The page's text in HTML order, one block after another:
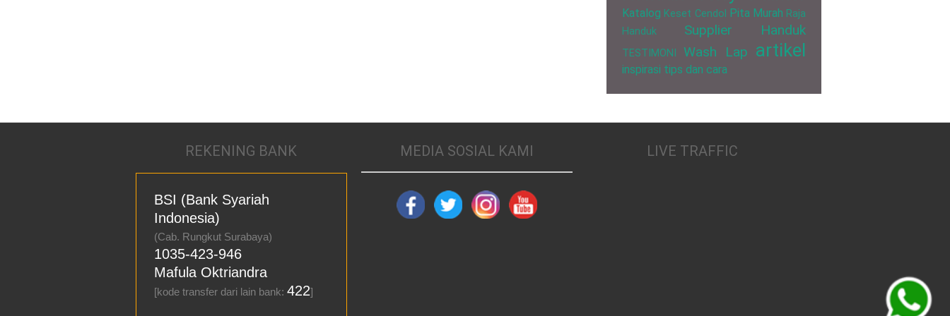
Katalog Keset Cendol Pita Murah Raja
Handuk
Supplier Handuk
TESTIMONI Wash Lap artikel
inspirasi tips dan cara
REKENING BANK
BSI (Bank Syariah
Indonesia)
(Cab. Rungkut Surabaya)
1035-423-946
Mafula Oktriandra
[kode transfer dari lain bank: 422]
MEDIA SOSIAL KAMI LIVE TRAFFIC